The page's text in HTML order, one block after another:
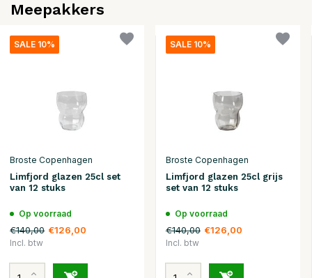
Meepakkers
SALE 10%
Broste Copenhagen
Limfjord glazen 25cl set
van 12 stuks
Op voorraad
€140,00 €126,00
Incl. btw
SALE 10%
Broste Copenhagen
Limfjord glazen 25cl grijs
set van 12 stuks
Op voorraad
€140,00 €126,00
Incl. btw